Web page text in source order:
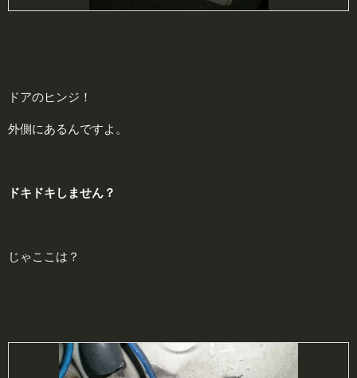
ドアのヒンジ！
外側にあるんですよ。
ドキドキしません？
じゃここは？